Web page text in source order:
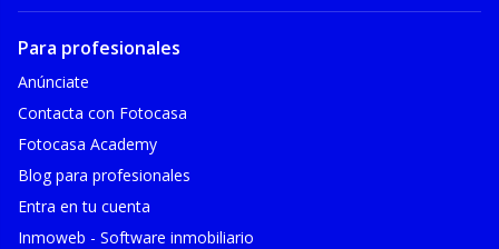
Para profesionales
Anúnciate
Contacta con Fotocasa
Fotocasa Academy
Blog para profesionales
Entra en tu cuenta
Inmoweb - Software inmobiliario